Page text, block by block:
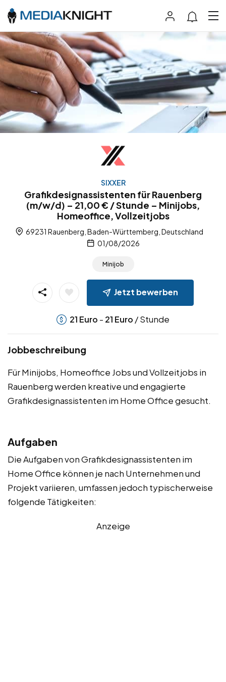
SIXXER
Grafikdesignassistenten für Rauenberg
(m/w/d) – 21,00 € / Stunde – Minijobs,
Homeoffice, Vollzeitjobs
69231 Rauenberg, Baden-Württemberg, Deutschland
01/08/2026
Minijob
Jetzt bewerben
21 Euro - 21 Euro / Stunde
Jobbeschreibung
Für Minijobs, Homeoffice Jobs und Vollzeitjobs in
Rauenberg werden kreative und engagierte
Grafikdesignassistenten im Home Office gesucht.
Aufgaben
Die Aufgaben von Grafikdesignassistenten im
Home Office können je nach Unternehmen und
Projekt variieren, umfassen jedoch typischerweise
folgende Tätigkeiten:
Anzeige